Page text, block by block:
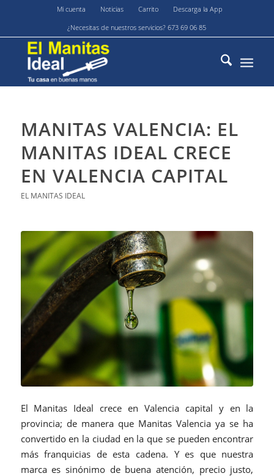
Mi cuenta Noticias Carrito
Descarga la App
¿Necesitas de nuestros servicios? 673 69 06 85
MANITAS VALENCIA: EL
MANITAS IDEAL CRECE
EN VALENCIA CAPITAL
EL MANITAS IDEAL
El Manitas Ideal crece en Valencia capital y en la
provincia; de manera que Manitas Valencia ya se ha
convertido en la ciudad en la que se pueden encontrar
más franquicias de esta cadena. Y es que nuestra
marca es sinónimo de buena atención, precio justo,